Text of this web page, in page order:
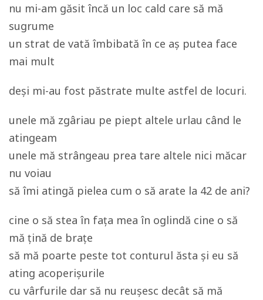
nu mi-am găsit încă un loc cald care să mă
sugrume
un strat de vată îmbibată în ce aș putea face
mai mult
deși mi-au fost păstrate multe astfel de locuri.
unele mă zgâriau pe piept altele urlau când le
atingeam
unele mă strângeau prea tare altele nici măcar
nu voiau
să îmi atingă pielea cum o să arate la 42 de ani?
cine o să stea în fața mea în oglindă cine o să
mă țină de brațe
să mă poarte peste tot conturul ăsta și eu să
ating acoperișurile
cu vârfurile dar să nu reușesc decât să mă